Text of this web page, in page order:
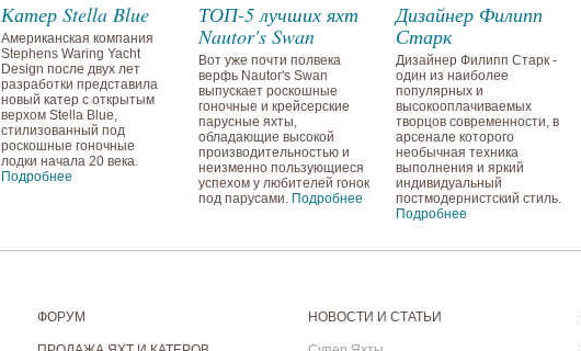
Катер Stella Blue
Американская компания
Stephens Waring Yacht
Design после двух лет
разработки представила
новый катер с открытым
верхом Stella Blue,
стилизованный под
роскошные гоночные
лодки начала 20 века.
Подробнее
ТОП-5 лучших яхт
Nautor's Swan
Вот уже почти полвека
верфь Nautor's Swan
выпускает роскошные
гоночные и крейсерские
парусные яхты,
обладающие высокой
производительностью и
неизменно пользующиеся
успехом у любителей гонок
под парусами. Подробнее
Дизайнер Филипп
Старк
Дизайнер Филипп Старк -
один из наиболее
популярных и
высокооплачиваемых
творцов современности, в
арсенале которого
необычная техника
выполнения и яркий
индивидуальный
постмодернистский стиль.
Подробнее
ФОРУМ НОВОСТИ И СТАТЬИ